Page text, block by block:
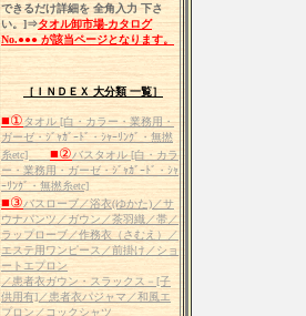
できるだけ詳細を 全角入力 下さ
い。]⇒タオル卸市場-カタログ
No.●●● が該当ページとなります。
［ＩＮＤＥＸ 大分類 一覧］
■①タオル [白・カラー・業務用・
ガーゼ・ｼﾞｬｶﾞｰﾄﾞ・ｼｬｰﾘﾝｸﾞ・無撚
糸etc] ■②バスタオル [白・カラ
ー・業務用・ガーゼ・ｼﾞｬｶﾞｰﾄﾞ・ｼｬ
ｰﾘﾝｸﾞ・無撚糸etc]
■③バスローブ／浴衣(ゆかた)／サ
ウナパンツ／ガウン／茶羽織／帯／
ラップローブ／作務衣（さむえ）／
エステ用ワンピース／前掛け／ショ
ートエプロン
／患者衣ガウン・スラックス－[子
供用有]／患者衣パジャマ／和風エ
プロン／コックシャツ